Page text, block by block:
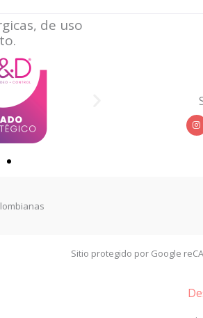
de uso
I
n
s
Sitio protegido por Google